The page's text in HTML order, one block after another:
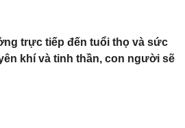
trực tiếp đến tuổi thọ và sức
khí và tinh thần, con người sẽ